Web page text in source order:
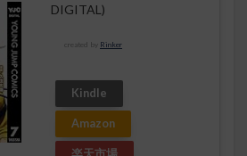
DIGITAL)
created by Rinker
Kindle
Amazon